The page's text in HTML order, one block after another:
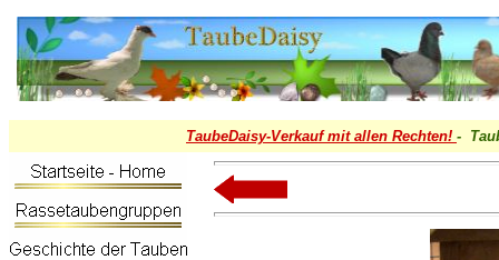
TaubeDaisy-Verkauf mit allen Rechten! -